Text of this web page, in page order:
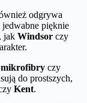
odgrywa
pięknie
jak Windsor czy
mikrofibry czy
do prostszych,
Kent.